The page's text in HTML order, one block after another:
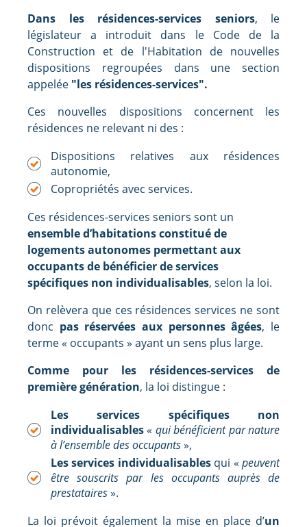
Dans les résidences-services seniors, le
législateur a introduit dans le Code de la
Construction et de l'Habitation de nouvelles
dispositions regroupées dans une section
appelée "les résidences-services".
Ces nouvelles dispositions concernent les
résidences ne relevant ni des :
Dispositions relatives aux résidences
autonomie,
Copropriétés avec services.
Ces résidences-services seniors sont un
ensemble d’habitations constitué de
logements autonomes permettant aux
occupants de bénéficier de services
spécifiques non individualisables, selon la loi.
On relèvera que ces résidences services ne sont
donc pas réservées aux personnes âgées, le
terme « occupants » ayant un sens plus large.
Comme pour les résidences-services de
première génération, la loi distingue :
Les services spécifiques non
individualisables« qui bénéficient par nature
à l’ensemble des occupants»,
Les services individualisables qui «peuvent
être souscrits par les occupants auprès de
prestataires».
La loi prévoit également la mise en place d’un